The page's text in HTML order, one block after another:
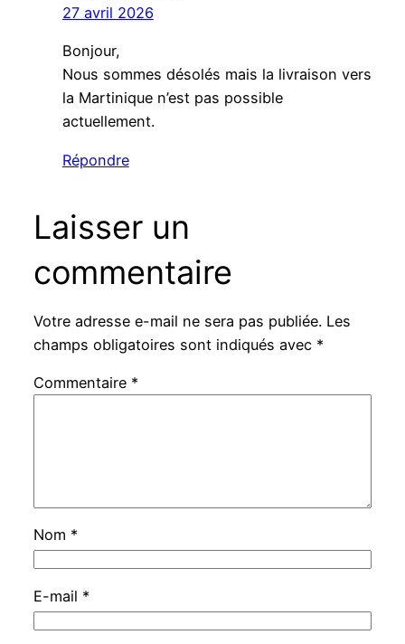
27 avril 2026
Bonjour,
Nous sommes désolés mais la livraison vers
la Martinique n’est pas possible
actuellement.
Répondre
Laisser un
commentaire
Votre adresse e-mail ne sera pas publiée. Les
champs obligatoires sont indiqués avec *
Commentaire *
Nom *
E-mail *